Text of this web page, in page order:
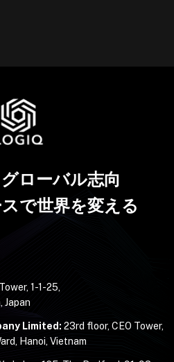
ローバル志向
で世界を変える
1-1-25,
Japan
Limited: 23rd floor, CEO Tower,
Hanoi, Vietnam